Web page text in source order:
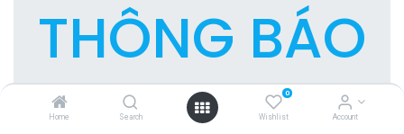
Home Search
0
Wishlist Account
THÔNG BÁO
NGHỈ LỄ